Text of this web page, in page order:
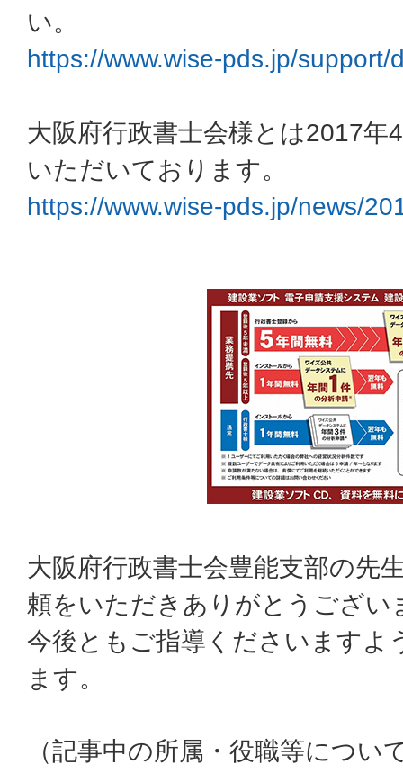
い。
https://www.wise-pds.jp/
大阪府行政書士会様とは2017年
いただいております。
https://www.wise-pds.jp/news/
大阪府行政書士会豊能支部の先
頼をいただきありがとうござい
今後ともご指導くださいますよ
ます。
（記事中の所属・役職等につい